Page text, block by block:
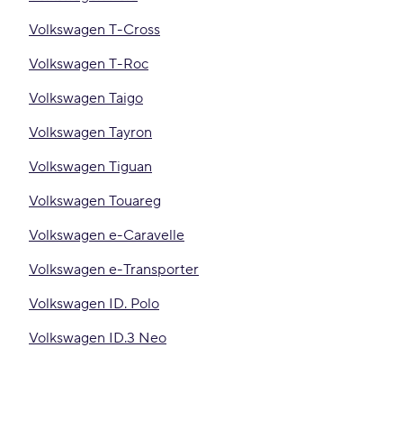
Volkswagen T-Cross
Volkswagen T-Roc
Volkswagen Taigo
Volkswagen Tayron
Volkswagen Tiguan
Volkswagen Touareg
Volkswagen e-Caravelle
Volkswagen e-Transporter
Volkswagen ID. Polo
Volkswagen ID.3 Neo